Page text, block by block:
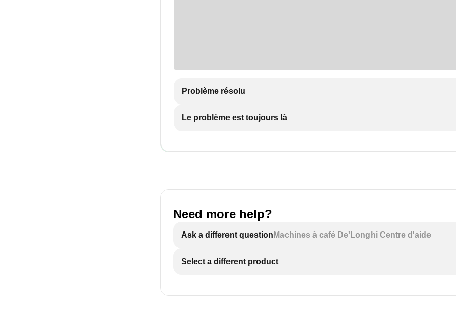
Problème résolu
Le problème est toujours là
Need more help?
Ask a different question Machines à café De'Longhi Centre d'aide
Select a different product